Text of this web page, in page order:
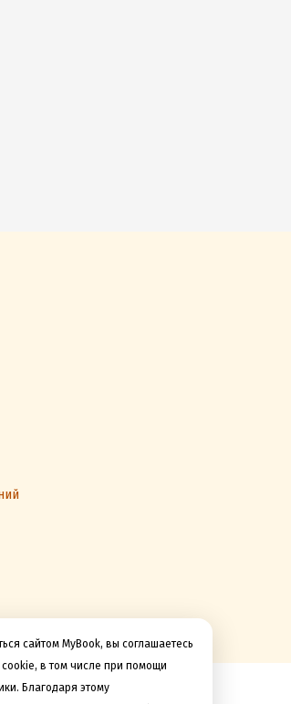
сайтом MyBook, вы соглашаетесь
в том числе при помощи
Благодаря этому